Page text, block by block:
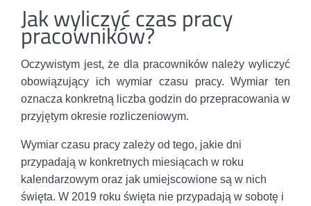
Jak wyliczyć czas pracy
pracowników?
Oczywistym jest, że dla pracowników należy wyliczyć
obowiązujący ich wymiar czasu pracy. Wymiar ten
oznacza konkretną liczba godzin do przepracowania w
przyjętym okresie rozliczeniowym.
Wymiar czasu pracy zależy od tego, jakie dni
przypadają w konkretnych miesiącach w roku
kalendarzowym oraz jak umiejscowione są w nich
święta. W 2019 roku święta nie przypadają w sobotę i